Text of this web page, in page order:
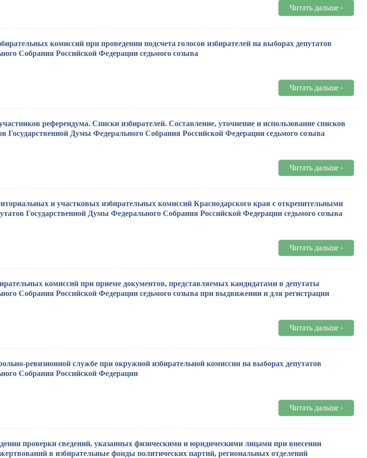
Читать дальше ›
комиссий при проведении подсчета голосов избирателей на выборах депутатов
Собрания Российской Федерации седьмого созыва
Читать дальше ›
референдума. Списки избирателей. Составление, уточнение и использование списков
Государственной Думы Федерального Собрания Российской Федерации седьмого созыва
Читать дальше ›
и участковых избирательных комиссий Краснодарского края с открепительными
Государственной Думы Федерального Собрания Российской Федерации седьмого созыва
Читать дальше ›
комиссий при приеме документов, представляемых кандидатами в депутаты
Собрания Российской Федерации седьмого созыва при выдвижении и для регистрации
Читать дальше ›
ревизионной службе при окружной избирательной комиссии на выборах депутатов
Собрания Российской Федерации
Читать дальше ›
проверки сведений, указанных физическими и юридическими лицами при внесении
в избирательные фонды политических партий, региональных отделений